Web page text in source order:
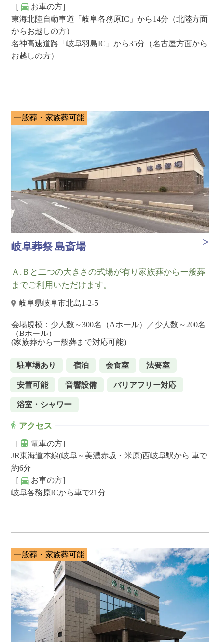
［
お車の方］
東海北陸自動車道「岐阜各務原IC」から14分（北陸方面
からお越しの方）
名神高速道路「岐阜羽島IC」から35分（名古屋方面から
お越しの方）
一般葬・家族葬可能
岐阜葬祭 島斎場
Ａ.Ｂと二つの大きさの式場が有り家族葬から一般葬
までご利用いただけます。
岐阜県岐阜市北島1-2-5
会場規模：少人数～300名（Aホール）／少人数～200名
（Bホール）
(家族葬から一般葬まで対応可能)
駐車場あり 宿泊 会食室 法要室
安置可能 音響設備 バリアフリー対応
浴室・シャワー
アクセス
［
電車の方］
JR東海道本線(岐阜～美濃赤坂・米原)西岐阜駅から 車で
約6分
［
お車の方］
岐阜各務原ICから車で21分
一般葬・家族葬可能